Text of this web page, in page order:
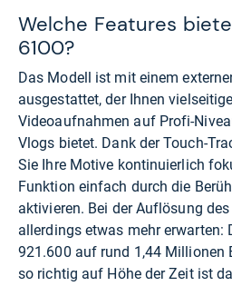
Welche Features
6100?
Das Modell ist mit einem
ausgestattet, der Ihnen
Videoaufnahmen auf Profi-
Vlogs bietet. Dank der Touch-
Sie Ihre Motive kontinuierlich
Funktion einfach durch die
aktivieren. Bei der Auflösung
allerdings etwas mehr erwarten:
921.600 auf rund 1,44 Millionen
so richtig auf Höhe der Zeit ist